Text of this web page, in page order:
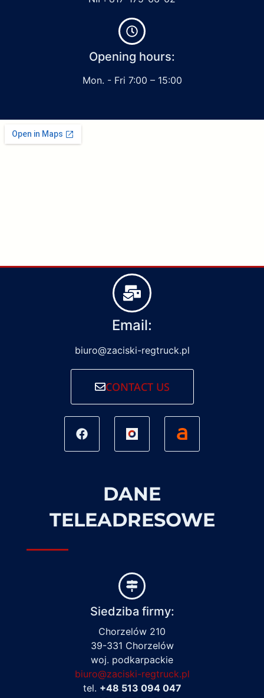
Opening hours:
Mon. - Fri 7:00 – 15:00
Email:
biuro@zaciski-regtruck.pl
CONTACT US
DANE
TELEADRESOWE
Siedziba firmy:
Chorzelów 210
39-331 Chorzelów
woj. podkarpackie
biuro@zaciski-regtruck.pl
tel. +48 513 094 047